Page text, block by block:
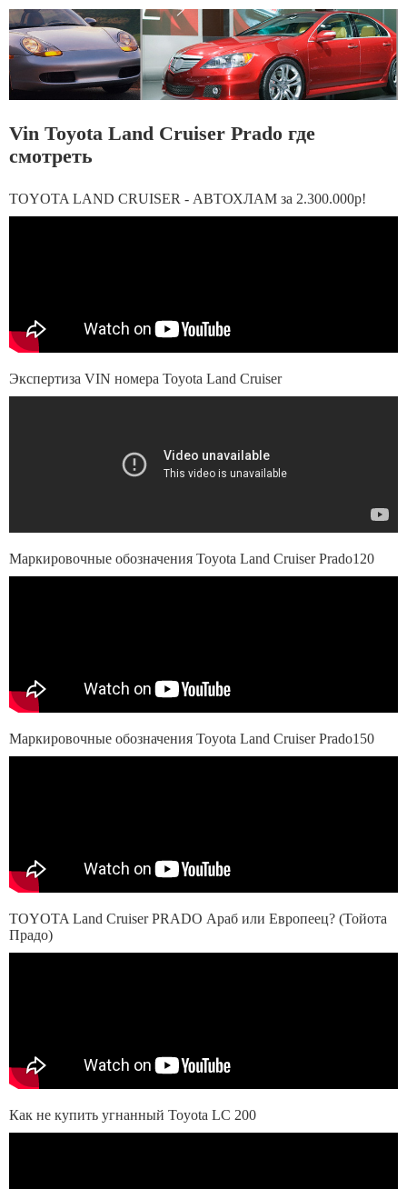
Vin Toyota Land Cruiser Prado где
смотреть
TOYOTA LAND CRUISER - АВТОХЛАМ за 2.300.000р!
Экспертиза VIN номера Toyota Land Cruiser
Маркировочные обозначения Toyota Land Cruiser Prado120
Маркировочные обозначения Toyota Land Cruiser Prado150
TOYOTA Land Cruiser PRADO Араб или Европеец? (Тойота
Прадо)
Как не купить угнанный Toyota LC 200